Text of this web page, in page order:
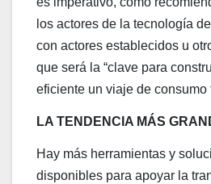
los actores de la tecnología
con actores establecidos u
que será la “clave para
eficiente un viaje de consumo
LA TENDENCIA MÁS
Hay más herramientas y
disponibles para apoyar la